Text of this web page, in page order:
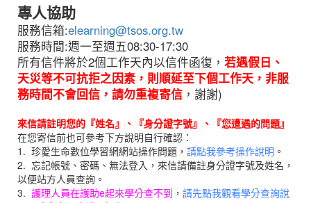
專人協助
服務信箱:elearning@tsos.org.tw
服務時間:週一至週五08:30-17:30
所有信件將於2個工作天內以信件函復， 若遇假日、
天災等不可抗拒之因素，則順延至下個工作天，非服
務時間不會回信，請勿重複寄信 ，謝謝)
來信請註明您的『姓名』、『身分證字號』、『您遭遇的問題』
在您寄信前也可參考下方說明自行確認：
1. 珍愛生命數位學習網網站操作問題， 請點我參考操作說明 。
2. 忘記帳號、密碼、無法登入，來信請備註身分證字號及姓名，
以便站方人員查詢。
3. 護理人員在護助e起來學分查不到 ， 請先點我觀看學分查詢說